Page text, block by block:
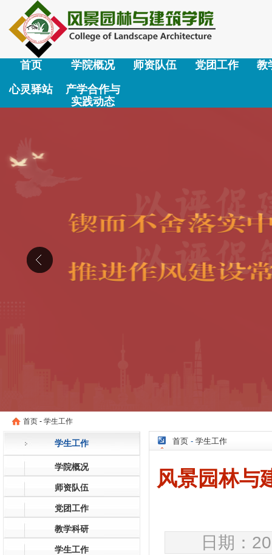
首页 学院概况 师资队伍 党团工作
教
心灵驿站
产学合作与
实践动态
首页 - 学生工作
学生工作
学院概况
师资队伍
党团工作
教学科研
学生工作
首页 - 学生工作
风景园林与
日期：